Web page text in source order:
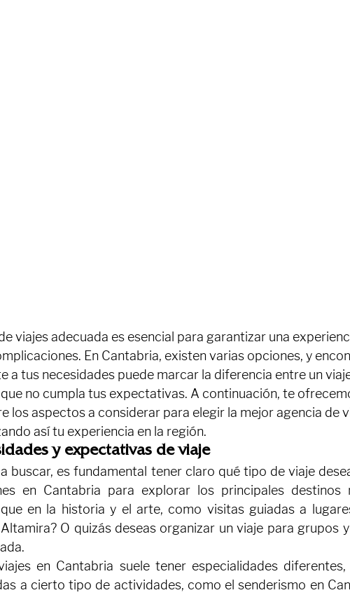
viajes adecuada es esencial para garantizar una
En Cantabria, existen varias opciones, y
a tus necesidades puede marcar la diferencia entre un
no cumpla tus expectativas. A continuación, te
los aspectos a considerar para elegir la mejor agencia de
así tu experiencia en la región.
y expectativas de viaje
buscar, es fundamental tener claro qué tipo de viaje
en Cantabria para explorar los principales destinos
en la historia y el arte, como visitas guiadas a
O quizás deseas organizar un viaje para grupos
en Cantabria suele tener especialidades
a cierto tipo de actividades, como el senderismo en